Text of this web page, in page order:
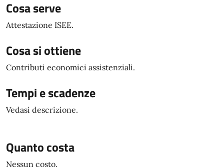
Cosa serve
Attestazione ISEE.
Cosa si ottiene
Contributi economici assistenziali.
Tempi e scadenze
Vedasi descrizione.
Quanto costa
Nessun costo.